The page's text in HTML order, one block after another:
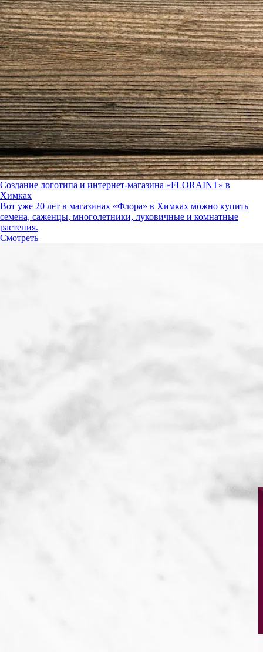
Создание логотипа и интернет-магазина «FLORAINT» в
Химках
Вот уже 20 лет в магазинах «Флора» в Химках можно купить
семена, саженцы, многолетники, луковичные и комнатные
растения.
Смотреть